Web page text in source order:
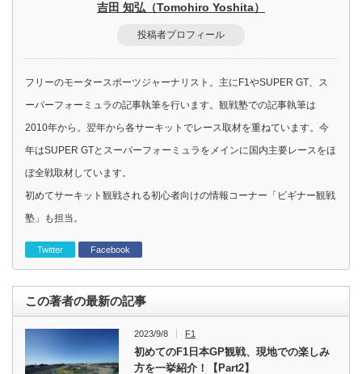
吉田 知弘（Tomohiro Yoshita）
投稿者プロフィール
フリーのモータースポーツジャーナリスト。主にF1やSUPER GT、ス
ーパーフォーミュラの記事執筆を行います。観戦塾での記事執筆は
2010年から。翌年から各サーキットでレース取材を重ねています。今
年はSUPER GTとスーパーフォーミュラをメインに国内主要レースをほ
ぼ全戦取材しています。
初めてサーキット観戦される初心者向けの情報コーナー「ビギナー観戦
塾」も担当。
Twitter Facebook
この著者の最新の記事
2023/9/8 F1
初めてのF1日本GP観戦、現地での楽しみ
方を一挙紹介！【Part2】